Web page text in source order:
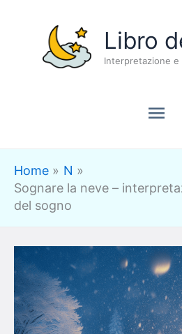
contenuto
Libro
Interpretazione e
Home
N
Sognare la neve –
del sogno